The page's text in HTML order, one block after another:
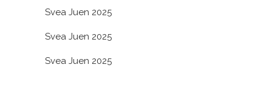
Svea Juen 2025
Svea Juen 2025
Svea Juen 2025